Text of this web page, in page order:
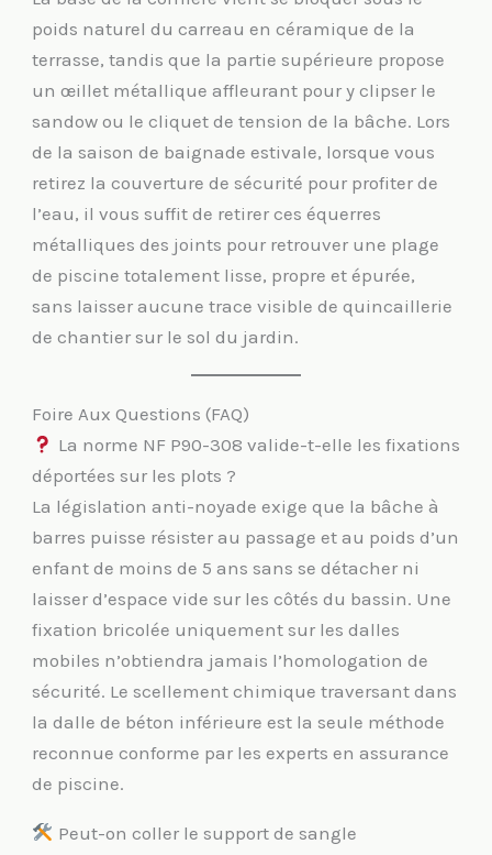
poids naturel du carreau en céramique de la
terrasse, tandis que la partie supérieure propose
un œillet métallique affleurant pour y clipser le
sandow ou le cliquet de tension de la bâche. Lors
de la saison de baignade estivale, lorsque vous
retirez la couverture de sécurité pour profiter de
l’eau, il vous suffit de retirer ces équerres
métalliques des joints pour retrouver une plage
de piscine totalement lisse, propre et épurée,
sans laisser aucune trace visible de quincaillerie
de chantier sur le sol du jardin.
Foire Aux Questions (FAQ)
La norme NF P90-308 valide-t-elle les fixations
déportées sur les plots ?
La législation anti-noyade exige que la bâche à
barres puisse résister au passage et au poids d’un
enfant de moins de 5 ans sans se détacher ni
laisser d’espace vide sur les côtés du bassin. Une
fixation bricolée uniquement sur les dalles
mobiles n’obtiendra jamais l’homologation de
sécurité. Le scellement chimique traversant dans
la dalle de béton inférieure est la seule méthode
reconnue conforme par les experts en assurance
de piscine.
Peut-on coller le support de sangle